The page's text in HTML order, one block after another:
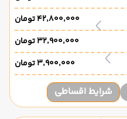
۴۲٬۸۰۰٬۰۰۰ تومان
۳۲٬۹۰۰٬۰۰۰ تومان
۳٬۹۰۰٬۰۰۰ تومان
شرایط اقساطی